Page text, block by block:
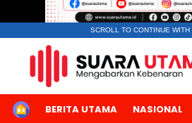
SCROLL TO CONTINUE WITH
HOMEBERITA UTAMA NASIONAL